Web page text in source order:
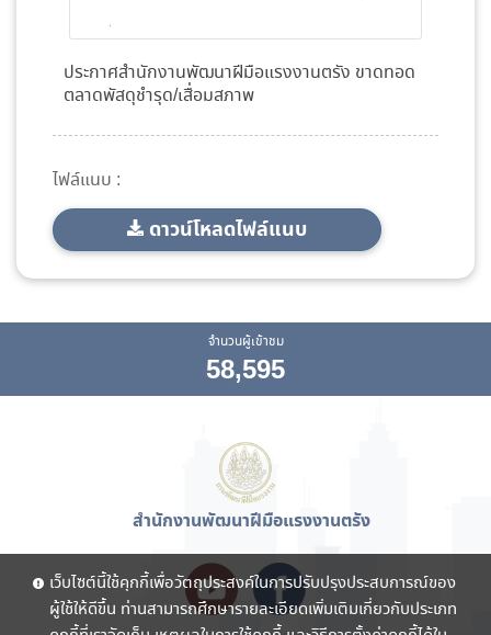
ประกาศสำนักงานพัฒนาฝีมือแรงงานตรัง ขาดทอด
ตลาดพัสดุชำรุด/เสื่อมสภาพ
ไฟล์แนบ :
ดาวน์โหลดไฟล์แนบ
จำนวนผู้เข้าชม
58,595
สำนักงานพัฒนาฝีมือแรงงานตรัง
เว็บไซต์นี้ใช้คุกกี้เพื่อวัตถุประสงค์ในการปรับปรุงประสบการณ์ของ
ผู้ใช้ให้ดีขึ้น ท่านสามารถศึกษารายละเอียดเพิ่มเติมเกี่ยวกับประเภท